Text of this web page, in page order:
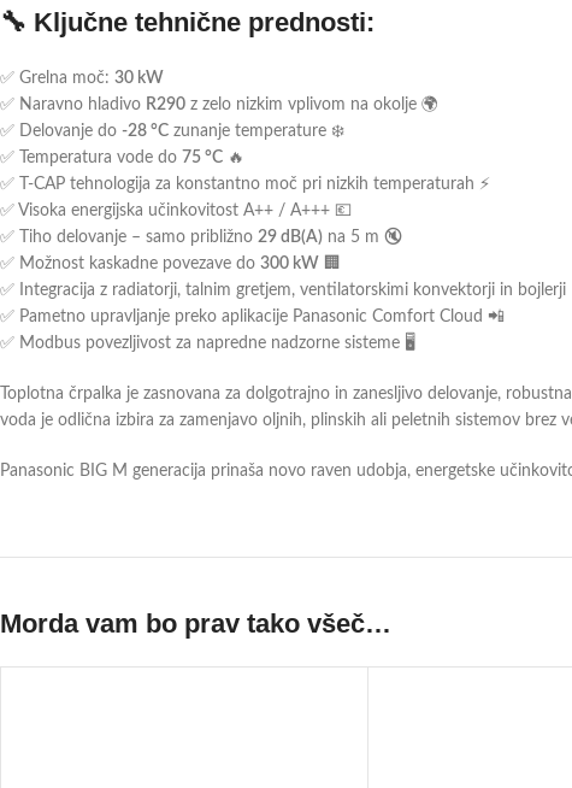
🔧 Ključne tehnične prednosti:
✅ Grelna moč: 30 kW
✅ Naravno hladivo R290 z zelo nizkim vplivom na okolje 🌍
✅ Delovanje do -28 °C zunanje temperature ❄️
✅ Temperatura vode do 75 °C 🔥
✅ T-CAP tehnologija za konstantno moč pri nizkih temperaturah ⚡
✅ Visoka energijska učinkovitost A++ / A+++ 💶
✅ Tiho delovanje – samo približno 29 dB(A) na 5 m 🔇
✅ Možnost kaskadne povezave do 300 kW 🏢
✅ Integracija z radiatorji, talnim gretjem, ventilatorskimi konvektorji in bojlerji
✅ Pametno upravljanje preko aplikacije Panasonic Comfort Cloud 📲
✅ Modbus povezljivost za napredne nadzorne sisteme 🖥️
Toplotna črpalka je zasnovana za dolgotrajno in zanesljivo delovanje,
voda je odlična izbira za zamenjavo oljnih, plinskih ali peletnih sistemov brez
Panasonic BIG M generacija prinaša novo raven udobja, energetske
Morda vam bo prav tako všeč…